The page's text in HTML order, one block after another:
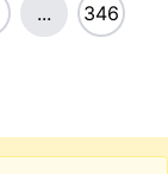
... 346